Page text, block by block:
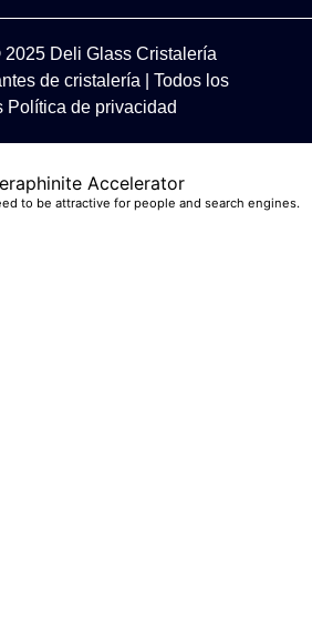
2025 Deli Glass Cristalería
de cristalería
| Todos los
Política de privacidad
Accelerator
to be attractive for people and search engines.